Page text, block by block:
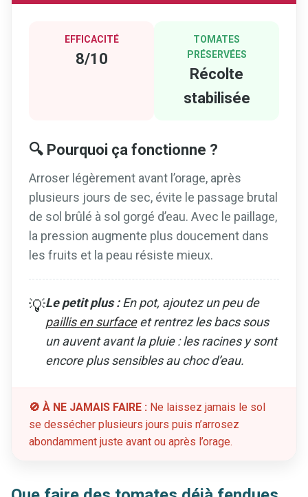
EFFICACITÉ
8/10
TOMATES
PRÉSERVÉES
Récolte
stabilisée
🔍 Pourquoi ça fonctionne ?
Arroser légèrement avant l’orage, après
plusieurs jours de sec, évite le passage brutal
de sol brûlé à sol gorgé d’eau. Avec le paillage,
la pression augmente plus doucement dans
les fruits et la peau résiste mieux.
💡Le petit plus :En pot, ajoutez un peu de
paillis en surfaceet rentrez les bacs sous
un auvent avant la pluie : les racines y sont
encore plus sensibles au choc d’eau.
🚫 À NE JAMAIS FAIRE : Ne laissez jamais le sol
se dessécher plusieurs jours puis n’arrosez
abondamment juste avant ou après l’orage.